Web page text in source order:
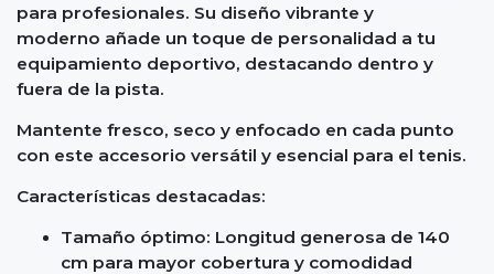
para profesionales. Su diseño vibrante y
moderno añade un toque de personalidad a tu
equipamiento deportivo, destacando dentro y
fuera de la pista.
Mantente fresco, seco y enfocado en cada punto
con este accesorio versátil y esencial para el tenis.
Características destacadas:
Tamaño óptimo: Longitud generosa de 140
cm para mayor cobertura y comodidad